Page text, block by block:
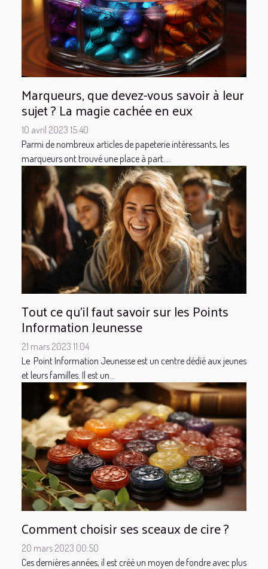
Marqueurs, que devez-vous savoir à leur
sujet ? La magie cachée en eux
10 avril 2023 15:40
Parmi de nombreux articles de papeterie intéressants, les
marqueurs ont trouvé une place à part....
Tout ce qu'il faut savoir sur les Points
Information Jeunesse
21 mars 2023 11:04
Le Point Information Jeunesse est un centre dédié aux jeunes
et leurs familles. Il est un...
Comment choisir ses sceaux de cire ?
20 mars 2023 00:50
Ces dernières années, il est créé un moyen de fondre avec plus